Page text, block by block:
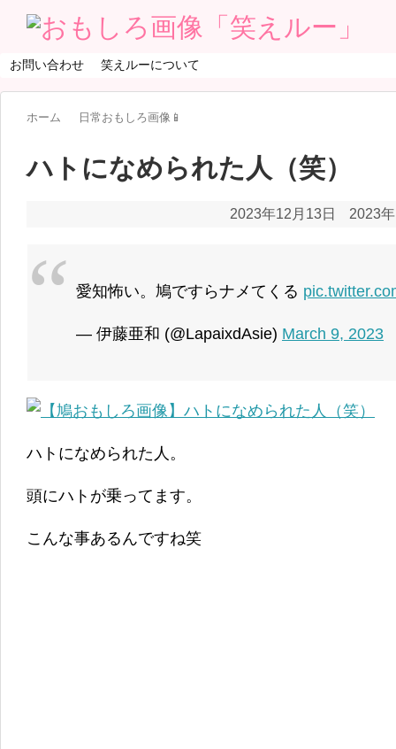
お問い合わせ 笑えルーについて
ホーム 日常おもしろ画像📱
ハトになめられた人（笑）
2023年12月13日 2023
愛知怖い。鳩ですらナメてくる
— 伊藤亜和 (@LapaixdAsie) March 9, 2023
ハトになめられた人。
頭にハトが乗ってます。
こんな事あるんですね笑